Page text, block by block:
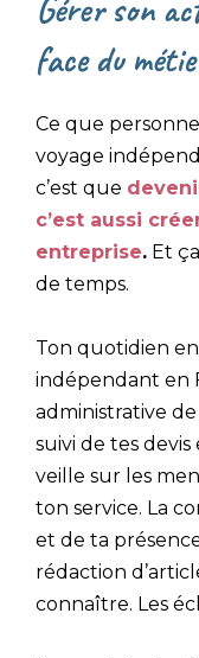
Gérer son
face du
Ce que
voyage
c’est que
c’est aussi
entreprise. Et
de temps.
Ton quotidien
indépendant en
administrative
suivi de tes
veille sur les
ton service. La
et de ta
rédaction
connaître. Les